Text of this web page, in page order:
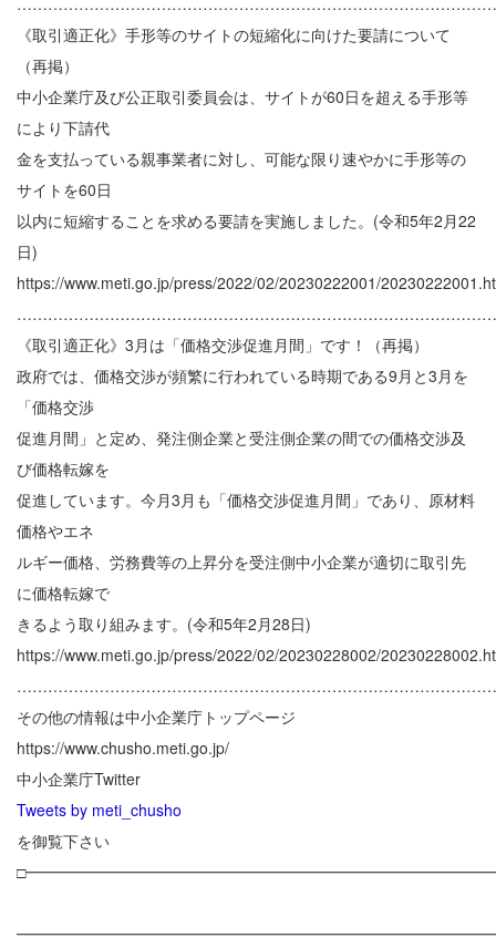
《取引適正化》手形等のサイトの短縮化に向けた要請について
（再掲）
中小企業庁及び公正取引委員会は、サイトが60日を超える手形等
により下請代
金を支払っている親事業者に対し、可能な限り速やかに手形等の
サイトを60日
以内に短縮することを求める要請を実施しました。(令和5年2月22
日)
https://www.meti.go.jp/press/2022/02/20230222001/
《取引適正化》3月は「価格交渉促進月間」です！（再掲）
政府では、価格交渉が頻繁に行われている時期である9月と3月を
「価格交渉
促進月間」と定め、発注側企業と受注側企業の間での価格交渉及
び価格転嫁を
促進しています。今月3月も「価格交渉促進月間」であり、原材料
価格やエネ
ルギー価格、労務費等の上昇分を受注側中小企業が適切に取引先
に価格転嫁で
きるよう取り組みます。(令和5年2月28日)
https://www.meti.go.jp/press/2022/02/20230228002/
その他の情報は中小企業庁トップページ
https://www.chusho.meti.go.jp/
中小企業庁Twitter
Tweets by meti_chusho
を御覧下さい